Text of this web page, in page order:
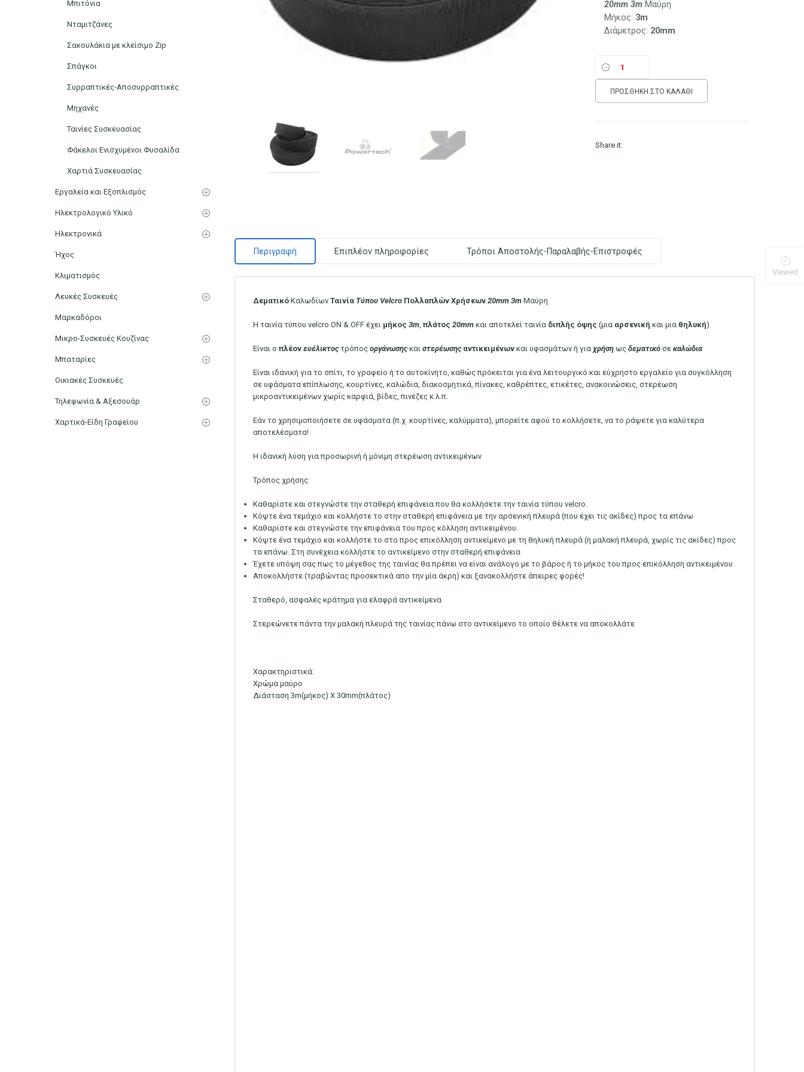
20mm 3m Μαύρη
Μήκος: 3m
Διάμετρος: 20mm
ΠΡΟΣΘΉΚΗ ΣΤΟ ΚΑΛΆΘΙ
Share it:
Περιγραφή Επιπλέον πληροφορίες Τρόποι Αποστολής-Παραλαβής-Επιστροφές
Δεματικό Καλωδίων Ταινία Τύπου Velcro Πολλαπλών Χρήσεων 20mm 3m Μαύρη
Η ταινία τύπου velcro ON & OFF έχει μήκος 3m,πλάτος 20mm και αποτελεί ταινία διπλής όψης (μια αρσενική και μια θηλυκή)
Είναι οπλέον ευέλικτοςτρόπος οργάνωσης και στερέωσηςαντικειμένων και υφασμάτων ή για χρήση ως δεματικό σε καλώδια
Είναι ιδανική για το σπίτι, το γραφείο ή το αυτοκίνητο, καθώς πρόκειται για ένα λειτουργικό και εύχρηστο εργαλείο για συγκόλληση
σε υφάσματα επίπλωσης, κουρτίνες, καλώδια, διακοσμητικά, πίνακες, καθρέπτες, ετικέτες, ανακοινώσεις, στερέωση
μικροαντικειμένων χωρίς καρφιά, βίδες, πινέζες κ.λ.π.
Εάν το χρησιμοποιήσετε σε υφάσματα (π.χ. κουρτίνες, καλύμματα), μπορείτε αφού το κολλήσετε, να το ράψετε για καλύτερα
αποτελέσματα!
Η ιδανική λύση για προσωρινή ή μόνιμη στερέωση αντικειμένων
Τρόπος χρήσης:
Καθαρίστε και στεγνώστε την σταθερή επιφάνεια που θα κολλήσετε την ταινία τύπου velcro.
Κόψτε ένα τεμάχιο και κολλήστε το στην σταθερή επιφάνεια με την αρσενική πλευρά (που έχει τις ακίδες) προς τα επάνω
Καθαρίστε και στεγνώστε την επιφάνεια του προς κόλληση αντικειμένου.
Κόψτε ένα τεμάχιο και κολλήστε το στο προς επικόλληση αντικείμενο με τη θηλυκή πλευρά (η μαλακή πλευρά, χωρίς τις ακίδες) προς
τα επάνω. Στη συνέχεια κολλήστε το αντικείμενο στην σταθερή επιφάνεια
Έχετε υπόψη σας πως το μέγεθος της ταινίας θα πρέπει να είναι ανάλογο με το βάρος ή το μήκος του προς επικόλληση αντικειμένου
Αποκολλήστε (τραβώντας προσεκτικά απο την μία άκρη) και ξανακολλήστε άπειρες φορές!
Σταθερό, ασφαλές κράτημα για ελαφρά αντικείμενα
Στερεώνετε πάντα την μαλακή πλευρά της ταινίας πάνω στο αντικείμενο το οποίο θέλετε να αποκολλάτε
Χαρακτηριστικά:
Χρώμα μαύρο
Διάσταση 3m(μήκος) X 30mm(πλάτος)
Μπιτόνια
Νταμιτζάνες
Σακουλάκια με κλείσιμο Zip
Σπάγκοι
Συρραπτικές-Αποσυρραπτικές
Μηχανές
Ταινίες Συσκευασίας
Φάκελοι Ενισχυμένοι Φυσαλίδα
Χαρτιά Συσκευασίας
Εργαλεία και Εξοπλισμός
Ηλεκτρολογικό Υλικό
Ηλεκτρονικά
Ήχος
Κλιματισμός
Λευκές Συσκευές
Μαρκαδόροι
Μικρο-Συσκευές Κουζίνας
Μπαταρίες
Οικιακές Συσκευές
Τηλεφωνία & Αξεσουάρ
Χαρτικά-Είδη Γραφείου
Viewed